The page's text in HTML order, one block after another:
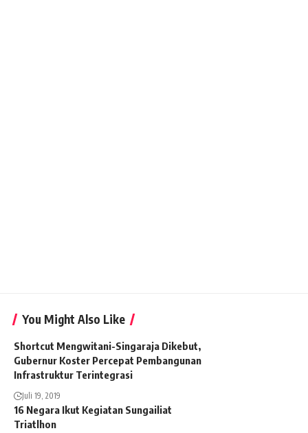
You Might Also Like
Shortcut Mengwitani-Singaraja Dikebut,
Gubernur Koster Percepat Pembangunan
Infrastruktur Terintegrasi
Juli 19, 2019
16 Negara Ikut Kegiatan Sungailiat
Triatlhon